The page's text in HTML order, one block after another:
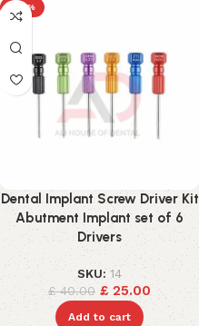
-38%
Dental Implant Screw Driver Kit
Abutment Implant set of 6
Drivers
SKU:14
£40.00 £ 25.00
Add to cart